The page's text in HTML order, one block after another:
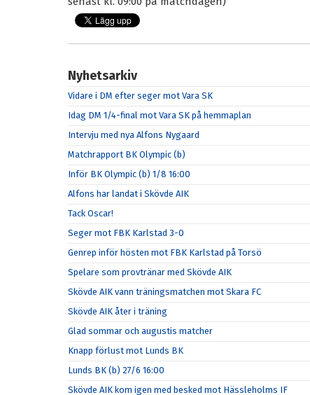
Nyhetsarkiv
Vidare i DM efter seger mot Vara SK
Idag DM 1/4-final mot Vara SK på hemmaplan
Intervju med nya Alfons Nygaard
Matchrapport BK Olympic (b)
Inför BK Olympic (b) 1/8 16:00
Alfons har landat i Skövde AIK
Tack Oscar!
Seger mot FBK Karlstad 3-0
Genrep inför hösten mot FBK Karlstad på Torsö
Spelare som provtränar med Skövde AIK
Skövde AIK vann träningsmatchen mot Skara FC
Skövde AIK åter i träning
Glad sommar och augustis matcher
Knapp förlust mot Lunds BK
Lunds BK (b) 27/6 16:00
Skövde AIK kom igen med besked mot Hässleholms IF